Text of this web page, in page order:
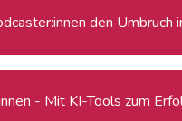
den Umbruch
- Mit KI-Tools zum